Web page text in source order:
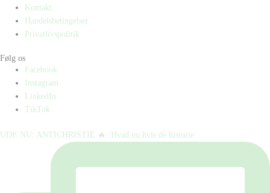
Kontakt
Handelsbetingelser
Privatlivspolitik
Følg os
Facebook
Instagram
LinkedIn
TikTok
UDE NU: ANTICHRISTIE 🔥⁠ ⁠ Hvad nu hvis de historie